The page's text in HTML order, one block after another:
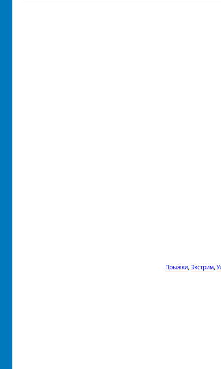
Прыжки, Экстрим,